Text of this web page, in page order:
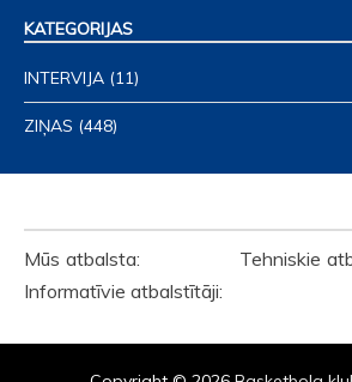
KATEGORIJAS
INTERVIJA (11)
ZIŅAS (448)
Mūs atbalsta:
Informatīvie atbalstītāji: